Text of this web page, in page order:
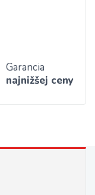
Garancia
najnižšej ceny